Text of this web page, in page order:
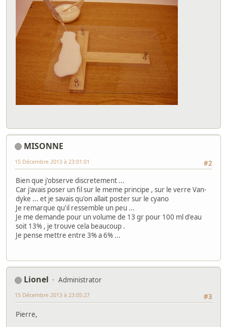
MISONNE
#2
15 Décembre 2013 à 23:01:01
Bien que j'observe discretement ...
Car j'avais poser un fil sur le meme principe , sur le verre Van-
dyke ... et je savais qu'on allait poster sur le cyano
Je remarque qu'il ressemble un peu ...
Je me demande pour un volume de 13 gr pour 100 ml d'eau
soit 13% , je trouve cela beaucoup .
Je pense mettre entre 3% a 6% ...
Lionel
Administrator
#3
15 Décembre 2013 à 23:05:27
Pierre,